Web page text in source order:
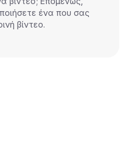
ένα που σας
βίντεο.